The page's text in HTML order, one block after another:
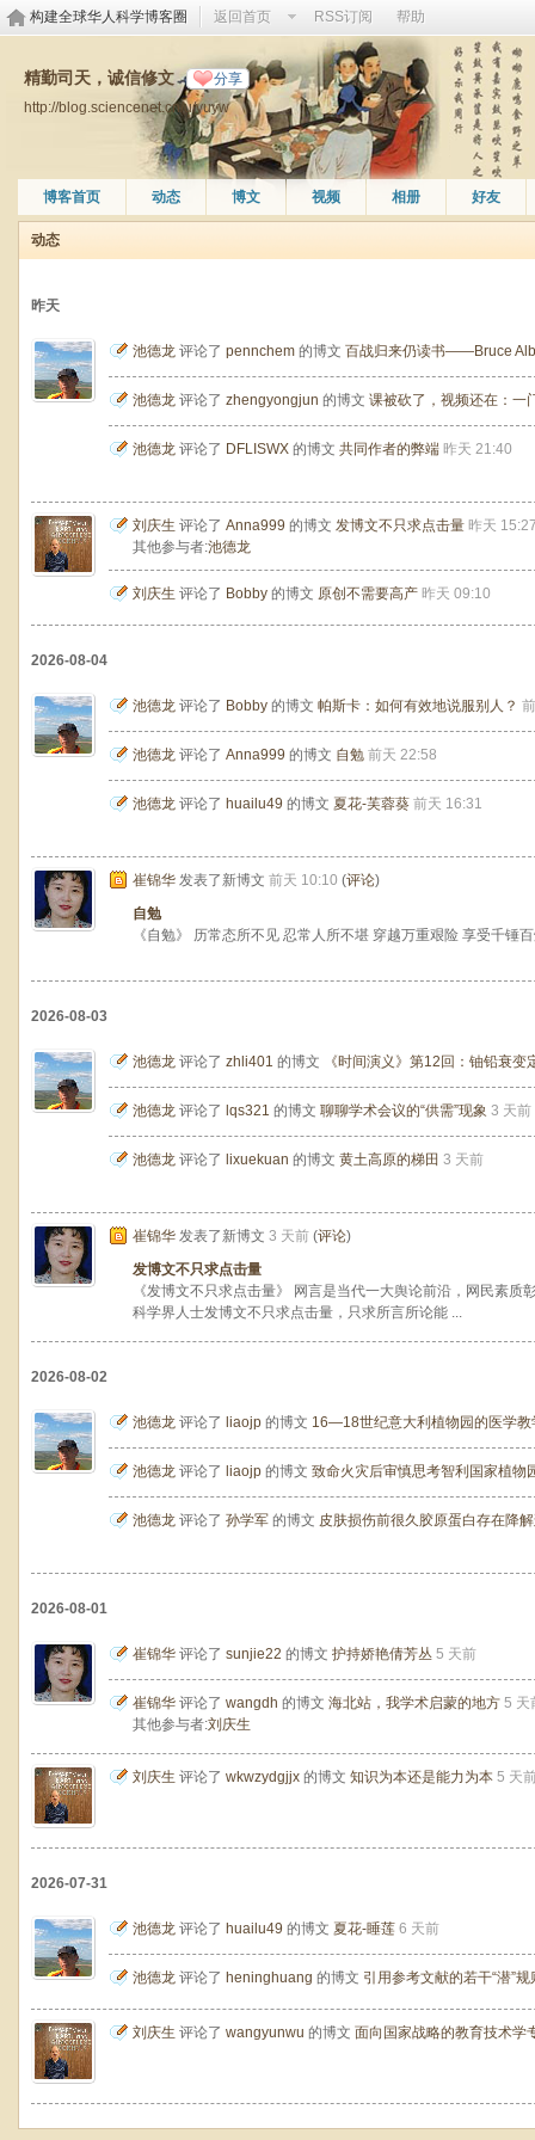
构建全球华人科学博客圈 返回首页 RSS订阅 帮助
精勤司天，诚信修文 分享
http://blog.sciencenet.cn/u/yuyw
博客首页 动态 博文 视频 相册 好友
动态
昨天
池德龙 评论了 pennchem 的博文 百战归来仍读书——Bruce
池德龙 评论了 zhengyongjun 的博文 课被砍了，视频还在：一
池德龙 评论了 DFLISWX 的博文 共同作者的弊端 昨天 21:40
刘庆生 评论了 Anna999 的博文 发博文不只求点击量 昨天
其他参与者:池德龙
刘庆生 评论了 Bobby 的博文 原创不需要高产 昨天 09:10
2026-08-04
池德龙 评论了 Bobby 的博文 帕斯卡：如何有效地说服别人？
池德龙 评论了 Anna999 的博文 自勉 前天 22:58
池德龙 评论了 huailu49 的博文 夏花-芙蓉葵 前天 16:31
崔锦华 发表了新博文 前天 10:10 (评论)
自勉
《自勉》 历常态所不见 忍常人所不堪 穿越万重艰险 享受千锤
2026-08-03
池德龙 评论了 zhli401 的博文 《时间演义》第12回：铀铅衰
池德龙 评论了 lqs321 的博文 聊聊学术会议的“供需”现象 3 天前
池德龙 评论了 lixuekuan 的博文 黄土高原的梯田 3 天前
崔锦华 发表了新博文 3 天前 (评论)
发博文不只求点击量
《发博文不只求点击量》 网言是当代一大舆论前沿，网民素
科学界人士发博文不只求点击量，只求所言所论能 ...
2026-08-02
池德龙 评论了 liaojp 的博文 16—18世纪意大利植物园的医学
池德龙 评论了 liaojp 的博文 致命火灾后审慎思考智利国家植物
池德龙 评论了 孙学军 的博文 皮肤损伤前很久胶原蛋白存在降
2026-08-01
崔锦华 评论了 sunjie22 的博文 护持娇艳倩芳丛 5 天前
崔锦华 评论了 wangdh 的博文 海北站，我学术启蒙的地方 5 天
其他参与者:刘庆生
刘庆生 评论了 wkwzydgjjx 的博文 知识为本还是能力为本 5 天
2026-07-31
池德龙 评论了 huailu49 的博文 夏花-睡莲 6 天前
池德龙 评论了 heninghuang 的博文 引用参考文献的若干“潜”
刘庆生 评论了 wangyunwu 的博文 面向国家战略的教育技术学